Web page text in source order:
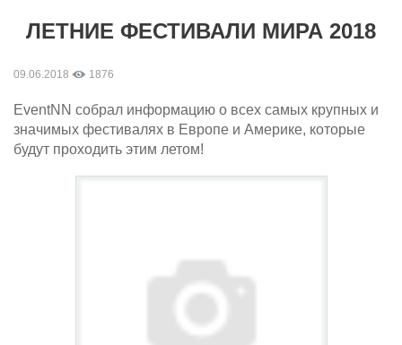
ЛЕТНИЕ ФЕСТИВАЛИ МИРА 2018
09.06.2018 1876
EventNN собрал информацию о всех самых крупных и
значимых фестивалях в Европе и Америке, которые
будут проходить этим летом!